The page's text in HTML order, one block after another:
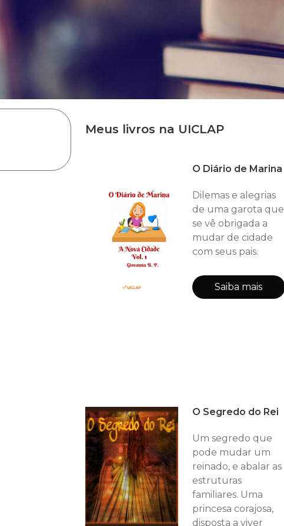
Meus livros na UICLAP
O Diário de Marina
Dilemas e alegrias
de uma garota que
se vê obrigada a
mudar de cidade
com seus pais.
Saiba mais
O Segredo do Rei
Um segredo que
pode mudar um
reinado, e abalar as
estruturas
familiares. Uma
princesa corajosa,
disposta a viver